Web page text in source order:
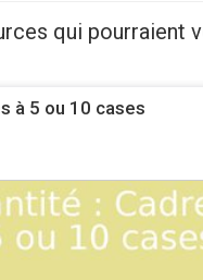
qui pourraient
à 5 ou 10 cases